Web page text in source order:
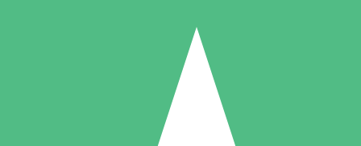
Individuele Creditpakketten
per gebruik met downloadtegoeden. Geen maandelijkse verplichting
5 Downloaden